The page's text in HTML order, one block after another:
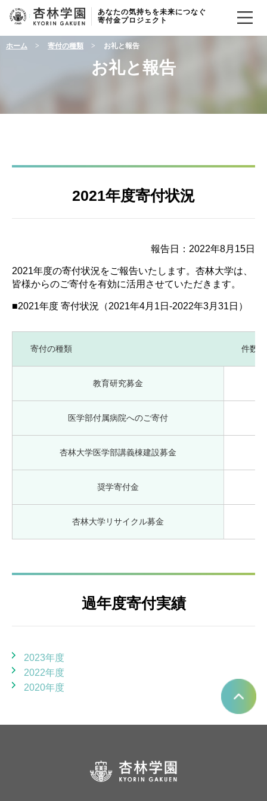
あなたの気持ちを未来につなぐ
寄付金プロジェクト
ホーム 寄付の種類 お礼と報告
お礼と報告
2021年度寄付状況
報告日：2022年8月15日
2021年度の寄付状況をご報告いたします。杏林大学は、
皆様からのご寄付を有効に活用させていただきます。
■2021年度 寄付状況（2021年4月1日-2022年3月31日）
寄付の種類 件数
教育研究募金
医学部付属病院へのご寄付
杏林大学医学部講義棟建設募金
奨学寄付金
杏林大学リサイクル募金
過年度寄付実績
2023年度
2022年度
2020年度